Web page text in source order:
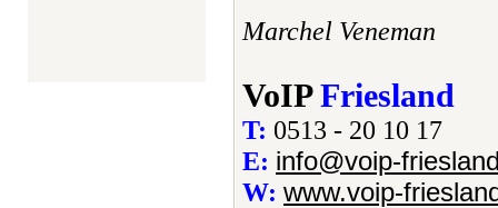
Marchel Veneman
VoIPFriesland
T: 0513 - 20 10 17
E: info@voip-
W: www.voip-